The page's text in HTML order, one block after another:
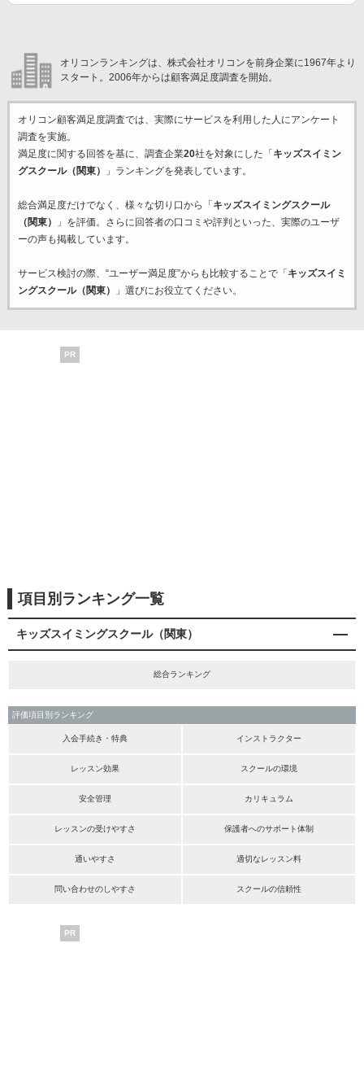
オリコンランキングは、株式会社オリコンを前身企業に1967年より
スタート。2006年からは顧客満足度調査を開始。
オリコン顧客満足度調査では、実際にサービスを利用した 人にアンケート
調査を実施。
満足度に関する回答を基に、調査企業20社を対象にした「 キッズスイミン
グスクール（関東）
」ランキングを発表しています。
総合満足度だけでなく、様々な切り口から「 キッズスイミングスクール
（関東）
」を評価。さらに回答者の口コミや評判といった、実際のユーザ
ーの声も掲載しています。
サービス検討の際、“ユーザー満足度”からも比較することで「 キッズスイミ
ングスクール（関東）
」選びにお役立てください。
PR
項目別ランキング一覧
キッズスイミングスクール（関東）
総合ランキング
評価項目別ランキング
入会手続き・特典 インストラクター
レッスン効果 スクールの環境
安全管理 カリキュラム
レッスンの受けやすさ 保護者へのサポート体制
通いやすさ 適切なレッスン料
問い合わせのしやすさ スクールの信頼性
PR